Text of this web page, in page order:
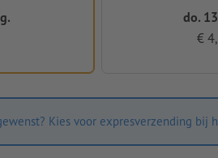
do.
€
Kies voor expresverzending bij